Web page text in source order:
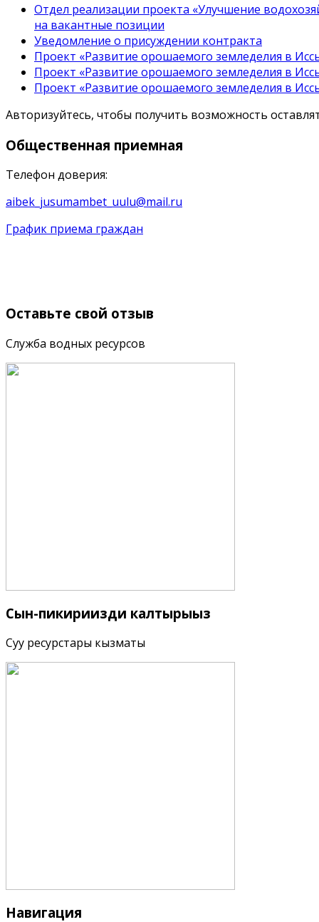
Отдел реализации проекта «Улучшение
на вакантные позиции
Уведомление о присуждении контракта
Проект «Развитие орошаемого земледелия в
Проект «Развитие орошаемого земледелия в
Проект «Развитие орошаемого земледелия в
Авторизуйтесь, чтобы получить возможность
Общественная приемная
Телефон доверия:
aibek_jusumambet_uulu@mail.ru
График приема граждан
Оставьте свой отзыв
Служба водных ресурсов
Сын-пикириңизди калтырыңыз
Суу ресурстары кызматы
Навигация